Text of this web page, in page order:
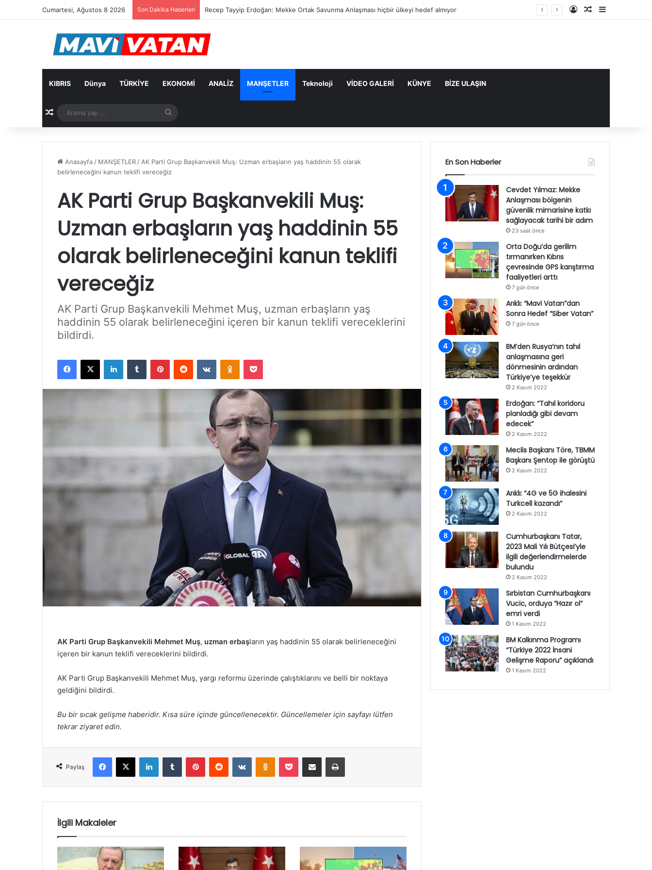
Cumartesi, Ağustos 8 2026 Son Dakika Haberleri Recep Tayyip Erdoğan: Mekke Ortak Savunma Anlaşması hiçbir ülkeyi hedef almıyor Kayıt OlRastgele Makale
Kenar
KIBRIS Dünya TÜRKİYE EKONOMİ ANALİZ MANŞETLER Teknoloji VİDEO GALERİ KÜNYE BİZE ULAŞIN
Rastgele Makale
yap
Anasayfa / MANŞETLER / AK Parti Grup Başkanvekili Muş: Uzman erbaşların yaş haddinin 55 olarak
belirleneceğini kanun teklifi vereceğiz
AK Parti Grup Başkanvekili Muş:
Uzman erbaşların yaş haddinin 55
olarak belirleneceğini kanun teklifi
vereceğiz
AK Parti Grup Başkanvekili Mehmet Muş, uzman erbaşların yaş
haddinin 55 olarak belirleneceğini içeren bir kanun teklifi vereceklerini
bildirdi.
Facebook
X LinkedInTumblr PinterestReddit VKontakteOdnoklassniki
Pocket
AK Parti Grup Başkanvekili Mehmet Muş, uzman erbaşların yaş haddinin 55 olarak belirleneceğini
içeren bir kanun teklifi vereceklerini bildirdi.
AK Parti Grup Başkanvekili Mehmet Muş, yargı reformu üzerinde çalıştıklarını ve belli bir noktaya
geldiğini bildirdi.
Bu bir sıcak gelişme haberidir. Kısa süre içinde güncellenecektir. Güncellemeler için sayfayı lütfen
tekrar ziyaret edin.
Paylaş
Facebook
X LinkedInTumblr PinterestReddit VKontakteOdnoklassniki
Pocket E-Posta ile paylaş Yazdır
İlgili Makaleler
En Son Haberler
Cevdet Yılmaz: Mekke
Anlaşması bölgenin
güvenlik mimarisine katkı
sağlayacak tarihi bir adım
23 saat önce
Orta Doğu’da gerilim
tırmanırken Kıbrıs
çevresinde GPS karıştırma
faaliyetleri arttı
7 gün önce
Arıklı: “Mavi Vatan”dan
Sonra Hedef “Siber Vatan”
7 gün önce
BM’den Rusya’nın tahıl
anlaşmasına geri
dönmesinin ardından
Türkiye’ye teşekkür
2 Kasım 2022
Erdoğan: “Tahıl koridoru
planladığı gibi devam
edecek”
2 Kasım 2022
Meclis Başkanı Töre, TBMM
Başkanı Şentop ile görüştü
2 Kasım 2022
Arıklı: “4G ve 5G ihalesini
Turkcell kazandı”
2 Kasım 2022
Cumhurbaşkanı Tatar,
2023 Mali Yılı Bütçesi’yle
ilgili değerlendirmelerde
bulundu
2 Kasım 2022
Sırbistan Cumhurbaşkanı
Vucic, orduya “Hazır ol”
emri verdi
1 Kasım 2022
BM Kalkınma Programı
“Türkiye 2022 İnsani
Gelişme Raporu” açıklandı
1 Kasım 2022